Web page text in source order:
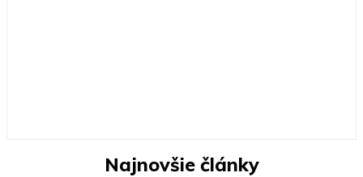
Najnovšie články